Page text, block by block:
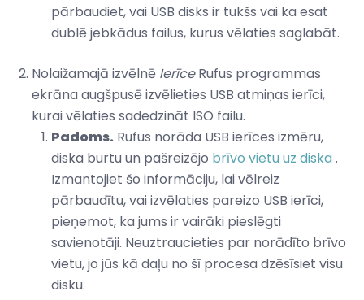
pārbaudiet, vai USB disks ir tukšs vai ka esat
dublē jebkādus failus, kurus vēlaties saglabāt.
Nolaižamajā izvēlnē IerīceRufus programmas
ekrāna augšpusē izvēlieties USB atmiņas ierīci,
kurai vēlaties sadedzināt ISO failu.
Padoms. Rufus norāda USB ierīces izmēru,
diska burtu un pašreizējo brīvo vietu uz diska.
Izmantojiet šo informāciju, lai vēlreiz
pārbaudītu, vai izvēlaties pareizo USB ierīci,
pieņemot, ka jums ir vairāki pieslēgti
savienotāji. Neuztraucieties par norādīto brīvo
vietu, jo jūs kā daļu no šī procesa dzēsīsiet visu
disku.